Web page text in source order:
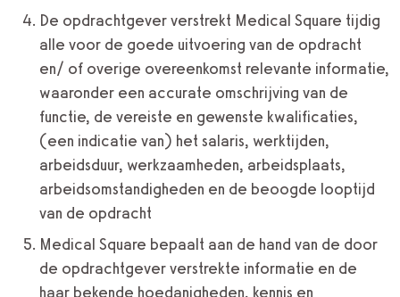
De opdrachtgever verstrekt Medical Square tijdig
alle voor de goede uitvoering van de opdracht
en/ of overige overeenkomst relevante informatie,
waaronder een accurate omschrijving van de
functie, de vereiste en gewenste kwalificaties,
(een indicatie van) het salaris, werktijden,
arbeidsduur, werkzaamheden, arbeidsplaats,
arbeidsomstandigheden en de beoogde looptijd
van de opdracht
Medical Square bepaalt aan de hand van de door
de opdrachtgever verstrekte informatie en de
haar bekende hoedanigheden, kennis en